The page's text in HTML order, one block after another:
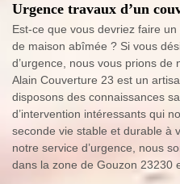
Urgence travaux d’un
Est-ce que vous devriez faire
de maison abîmée ? Si vous
d’urgence, nous vous prions de
Alain Couverture 23 est un
disposons des connaissances
d’intervention intéressants qui
seconde vie stable et durable à
notre service d’urgence, nous
dans la zone de Gouzon 23230